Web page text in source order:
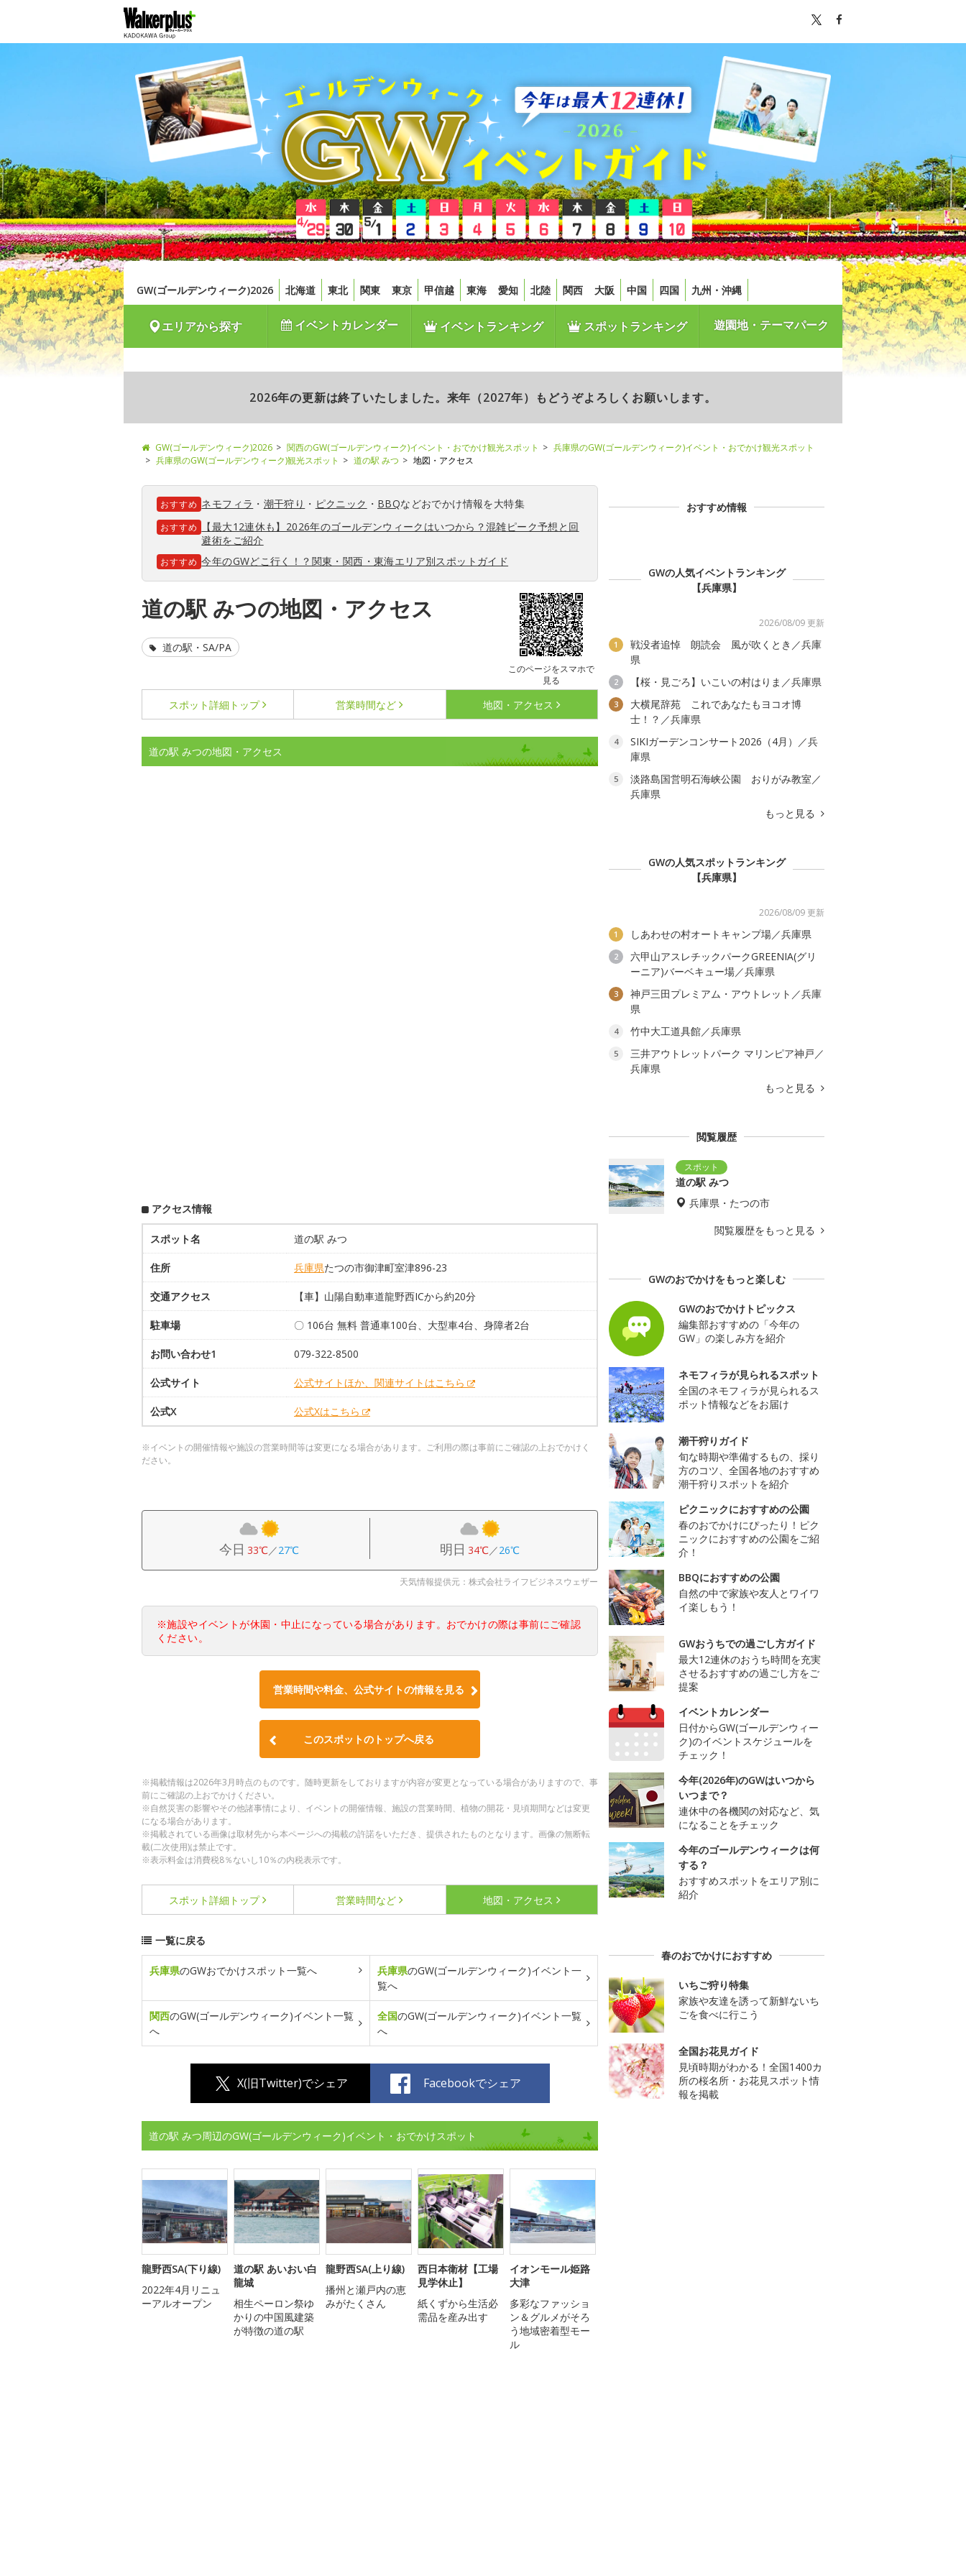
GW(ゴールデンウィーク)2026 北海道 東北 関東 東京 甲信越 東海 愛知 北陸 関西 大阪 中国 四国 九州・沖縄
エリアから探す イベントカレンダー イベントランキング スポットランキング 遊園地・テーマパーク
2026年の更新は終了いたしました。来年（2027年）もどうぞよろしくお願いします。
GW(ゴールデンウィーク)2026 関西のGW(ゴールデンウィーク)イベント・おでかけ観光スポット
兵庫県のGW(ゴールデンウィーク)イベント・おでかけ観光スポット
兵庫県のGW(ゴールデンウィーク)観光スポット
道の駅 みつ 地図・アクセス
おすすめ ネモフィラ ・ 潮干狩り ・ ピクニック ・ BBQなどおでかけ情報を大特集
おすすめ
【最大12連休も】2026年のゴールデンウィークはいつから？混雑ピーク予想と回
避術をご紹介
おすすめ 今年のGWどこ行く！？関東・関西・東海エリア別スポットガイド
道の駅 みつの地図・アクセス
このページをスマホで
見る
道の駅・SA/PA
スポット詳細 トップ 営業時間など 地図・アクセス
道の駅 みつの地図・アクセス
アクセス情報
スポット名 道の駅 みつ
住所 兵庫県たつの市御津町室津896-23
交通アクセス 【車】山陽自動車道龍野西ICから約20分
駐車場 〇 106台 無料 普通車100台、大型車4台、身障者2台
お問い合わせ1 079-322-8500
公式サイト 公式サイトほか、関連サイトはこちら
公式X 公式Xはこちら
※イベントの開催情報や施設の営業時間等は変更になる場合があります。ご利用の際は事前にご確認の上おでかけく
ださい。
今日 33℃／27℃ 明日 34℃／26℃
天気情報提供元：株式会社ライフビジネスウェザー
※施設やイベントが休園・中止になっている場合があります。おでかけの際は事前にご確認
ください。
営業時間や料金、公式サイトの情報を見る
このスポットのトップへ戻る
※掲載情報は2026年3月時点のものです。随時更新をしておりますが内容が変更となっている場合がありますので、事
前にご確認の上おでかけください。
※自然災害の影響やその他諸事情により、イベントの開催情報、施設の営業時間、植物の開花・見頃期間などは変更
になる場合があります。
※掲載されている画像は取材先から本ページへの掲載の許諾をいただき、提供されたものとなります。画像の無断転
載(二次使用)は禁止です。
※表示料金は消費税8％ないし10％の内税表示です。
スポット詳細 トップ 営業時間など 地図・アクセス
一覧に戻る
兵庫県のGWおでかけスポット一覧へ 兵庫県のGW(ゴールデンウィーク)イベント一
覧へ
関西のGW(ゴールデンウィーク)イベント一覧
へ
全国のGW(ゴールデンウィーク)イベント一覧
へ
X(旧Twitter)でシェア Facebookでシェア
道の駅 みつ周辺のGW(ゴールデンウィーク)イベント・おでかけスポット
龍野西SA(下り線)
2022年4月リニュ
ーアルオープン
道の駅 あいおい白
龍城
相生ペーロン祭ゆ
かりの中国風建築
が特徴の道の駅
龍野西SA(上り線)
播州と瀬戸内の恵
みがたくさん
西日本衛材【工場
見学休止】
紙くずから生活必
需品を産み出す
イオンモール姫路
大津
多彩なファッショ
ン＆グルメがそろ
う地域密着型モー
ル
おすすめ情報
GWの人気イベントランキング
【兵庫県】
2026/08/09 更新
1
戦没者追悼 朗読会 風が吹くとき／兵庫
県
2 【桜・見ごろ】いこいの村はりま／兵庫県
3
大横尾辞苑 これであなたもヨコオ博
士！？／兵庫県
4
SIKIガーデンコンサート2026（4月）／兵
庫県
5
淡路島国営明石海峡公園 おりがみ教室／
兵庫県
もっと見る
GWの人気スポットランキング
【兵庫県】
2026/08/09 更新
1 しあわせの村オートキャンプ場／兵庫県
2
六甲山アスレチックパークGREENIA(グリ
ーニア)バーベキュー場／兵庫県
3
神戸三田プレミアム・アウトレット／兵庫
県
4 竹中大工道具館／兵庫県
5
三井アウトレットパーク マリンピア神戸／
兵庫県
もっと見る
閲覧履歴
道の駅 みつ
兵庫県・たつの市
閲覧履歴をもっと見る
GWのおでかけをもっと楽しむ
GWのおでかけトピックス
編集部おすすめの「今年の
GW」の楽しみ方を紹介
ネモフィラが見られるスポット
全国のネモフィラが見られるス
ポット情報などをお届け
潮干狩りガイド
旬な時期や準備するもの、採り
方のコツ、全国各地のおすすめ
潮干狩りスポットを紹介
ピクニックにおすすめの公園
春のおでかけにぴったり！ピク
ニックにおすすめの公園をご紹
介！
BBQにおすすめの公園
自然の中で家族や友人とワイワ
イ楽しもう！
GWおうちでの過ごし方ガイド
最大12連休のおうち時間を充実
させるおすすめの過ごし方をご
提案
イベントカレンダー
日付からGW(ゴールデンウィー
ク)のイベントスケジュールを
チェック！
今年(2026年)のGWはいつから
いつまで？
連休中の各機関の対応など、気
になることをチェック
今年のゴールデンウィークは何
する？
おすすめスポットをエリア別に
紹介
春のおでかけにおすすめ
いちご狩り特集
家族や友達を誘って新鮮ないち
ごを食べに行こう
全国お花見ガイド
見頃時期がわかる！全国1400カ
所の桜名所・お花見スポット情
報を掲載